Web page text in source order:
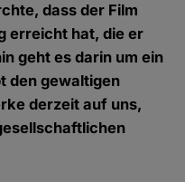
dass der Film
erreicht hat, die er
geht es darin um ein
den gewaltigen
derzeit auf uns,